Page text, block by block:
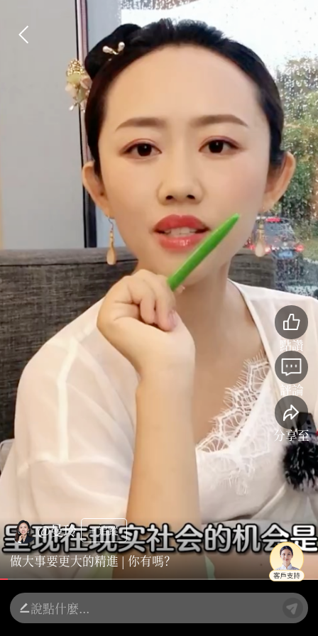
點讚
評論
分享至
@曼玲 + 追蹤
做大事要更大的精進 | 你有嗎？